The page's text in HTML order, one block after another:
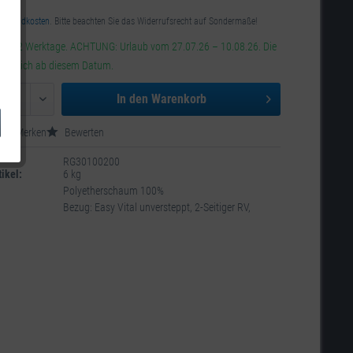
. Bitte beachten Sie das Widerrufsrecht auf Sondermaße!
1-2 Werktage. ACHTUNG: Urlaub vom 27.07.26 – 10.08.26. Die
sich ab diesem Datum.
In den Warenkorb
Merken Bewerten
RG30100200
6 kg
Polyetherschaum 100%
Bezug: Easy Vital unversteppt, 2-Seitiger RV,